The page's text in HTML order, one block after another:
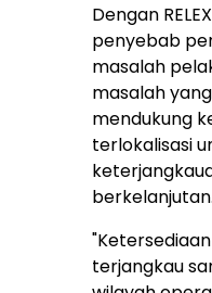
Dengan
penyebab
masalah
masalah
mendukung
terlokalisasi
terjangkau